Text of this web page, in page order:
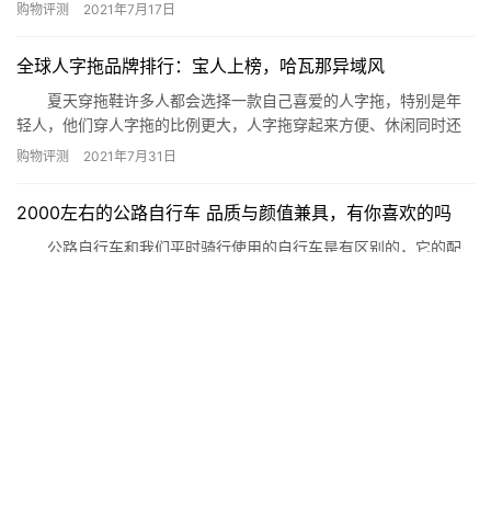
水(爱特纳、卡诗、施巴)。 世界三大洗发水品牌：爱特纳、卡
诗、…
购物评测 2021年7月17日
全球人字拖品牌排行：宝人上榜，哈瓦那异域风
夏天穿拖鞋许多人都会选择一款自己喜爱的人字拖，特别是年
轻人，他们穿人字拖的比例更大，人字拖穿起来方便、休闲同时还
兼具时尚感，看起来酷酷的，所以大家都喜欢。今天小编搜集了全
6.Roxy 7.奇克尚风 8.勃…
购物评测 2021年7月31日
2000左右的公路自行车 品质与颜值兼具，有你喜欢的吗
公路自行车和我们平时骑行使用的自行车是有区别的，它的配